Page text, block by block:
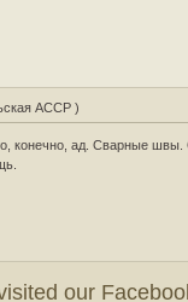
АССР )
конечно, ад. Сварные швы.
our